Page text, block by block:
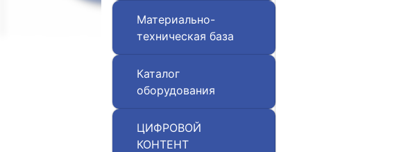
Материально-
техническая база
Каталог
оборудования
ЦИФРОВОЙ
КОНТЕНТ